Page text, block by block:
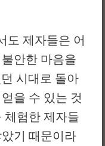
도 제자들은 어
안한 마음을
시대로 돌아
을 수 있는 것
체험한 제자들
기 때문이라